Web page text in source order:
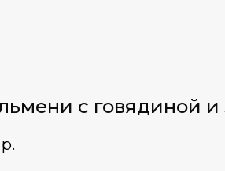
с говядиной
р.